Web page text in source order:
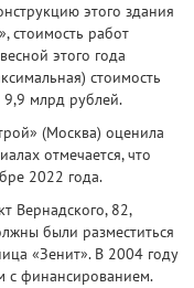
этого здания
стоимость работ
этого года
стоимость
9,9 млрд рублей.
(Москва) оценила
отмечается, что
2022 года.
Вернадского, 82,
были разместиться
«Зенит». В 2004 году
с финансированием.